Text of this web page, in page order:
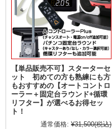
【単品販売不可】スターターセ
ット 初めての方も熟練にも方
もおすすめの【オートコントロ
ーラー＋固定台ラウンド+循環
リフター】が選べるお得セッ
ト！
通常価格: ¥31,500(税込)